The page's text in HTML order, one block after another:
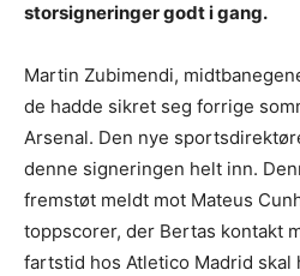
storsigneringer godt i gang.
Martin Zubimendi,
de hadde sikret seg forrige
Arsenal. Den nye
denne signeringen helt inn.
fremstøt meldt mot Mateus
toppscorer, der Bertas kontakt
fartstid hos Atletico Madrid skal